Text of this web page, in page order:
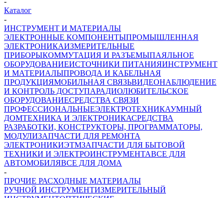
Каталог
-
ИНСТРУМЕНТ И МАТЕРИАЛЫ
ЭЛЕКТРОННЫЕ КОМПОНЕНТЫПРОМЫШЛЕННАЯ
ЭЛЕКТРОНИКАИЗМЕРИТЕЛЬНЫЕ
ПРИБОРЫКОММУТАЦИЯ И РАЗЪЕМЫПАЯЛЬНОЕ
ОБОРУДОВАНИЕИСТОЧНИКИ ПИТАНИЯИНСТРУМЕНТ
И МАТЕРИАЛЫПРОВОДА И КАБЕЛЬНАЯ
ПРОДУКЦИЯМОБИЛЬНАЯ СВЯЗЬВИДЕОНАБЛЮДЕНИЕ
И КОНТРОЛЬ ДОСТУПАРАДИОЛЮБИТЕЛЬСКОЕ
ОБОРУДОВАНИЕСРЕДСТВА СВЯЗИ
ПРОФЕССИОНАЛЬНЫЕЭЛЕКТРОТЕХНИКАУМНЫЙ
ДОМТЕХНИКА И ЭЛЕКТРОНИКАСРЕДСТВА
РАЗРАБОТКИ, КОНСТРУКТОРЫ, ПРОГРАММАТОРЫ,
МОДУЛИЗАПЧАСТИ ДЛЯ РЕМОНТА
ЭЛЕКТРОНИКИЭТМЗАПЧАСТИ ДЛЯ БЫТОВОЙ
ТЕХНИКИ И ЭЛЕКТРОИНСТРУМЕНТАВСЕ ДЛЯ
АВТОМОБИЛЯВСЕ ДЛЯ ДОМА
-
ПРОЧИЕ РАСХОДНЫЕ МАТЕРИАЛЫ
РУЧНОЙ ИНСТРУМЕНТИЗМЕРИТЕЛЬНЫЙ